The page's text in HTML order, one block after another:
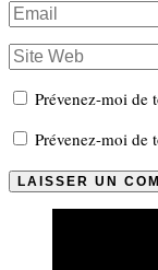
Prévenez-moi de
Prévenez-moi de